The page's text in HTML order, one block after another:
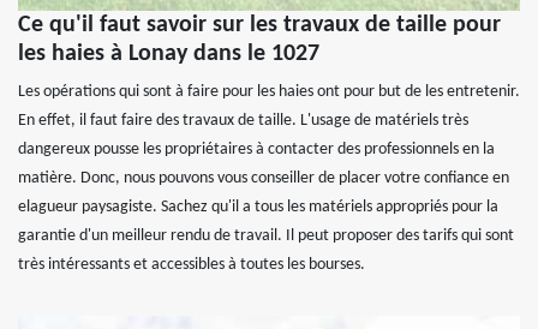
Ce qu'il faut savoir sur les travaux de taille pour
les haies à Lonay dans le 1027
Les opérations qui sont à faire pour les haies ont pour but de les entretenir.
En effet, il faut faire des travaux de taille. L'usage de matériels très
dangereux pousse les propriétaires à contacter des professionnels en la
matière. Donc, nous pouvons vous conseiller de placer votre confiance en
elagueur paysagiste. Sachez qu'il a tous les matériels appropriés pour la
garantie d'un meilleur rendu de travail. Il peut proposer des tarifs qui sont
très intéressants et accessibles à toutes les bourses.